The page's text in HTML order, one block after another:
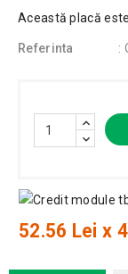
Această placă
Referinta :
52.56 Lei x